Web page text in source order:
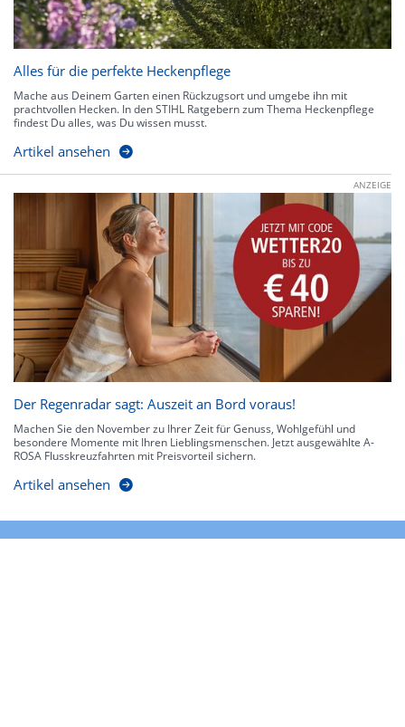
Alles für die perfekte Heckenpflege
Mache aus Deinem Garten einen Rückzugsort und umgebe ihn mit
prachtvollen Hecken. In den STIHL Ratgebern zum Thema Heckenpflege
findest Du alles, was Du wissen musst.
Artikel ansehen
ANZEIGE
Der Regenradar sagt: Auszeit an Bord voraus!
Machen Sie den November zu Ihrer Zeit für Genuss, Wohlgefühl und
besondere Momente mit Ihren Lieblingsmenschen. Jetzt ausgewählte A-
ROSA Flusskreuzfahrten mit Preisvorteil sichern.
Artikel ansehen